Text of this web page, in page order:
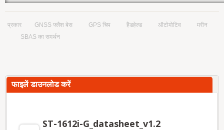
प्रकार GNSS फ्लैश बेस GPS चिप हैंडहेल्ड ऑटोमोटिव
मरीन
SBAS का समर्थन
फाइलें डाउनलोड करें
ST-1612i-G_datasheet_v1.2